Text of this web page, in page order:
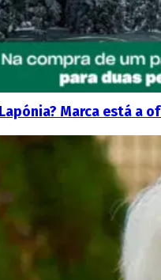
Marca está a